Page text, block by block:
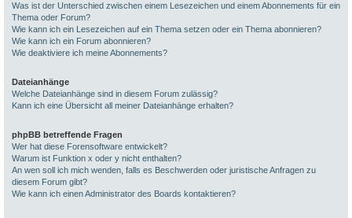
Was ist der Unterschied zwischen einem Lesezeichen und einem Abonnements für ein
Thema oder Forum?
Wie kann ich ein Lesezeichen auf ein Thema setzen oder ein Thema abonnieren?
Wie kann ich ein Forum abonnieren?
Wie deaktiviere ich meine Abonnements?
Dateianhänge
Welche Dateianhänge sind in diesem Forum zulässig?
Kann ich eine Übersicht all meiner Dateianhänge erhalten?
phpBB betreffende Fragen
Wer hat diese Forensoftware entwickelt?
Warum ist Funktion x oder y nicht enthalten?
An wen soll ich mich wenden, falls es Beschwerden oder juristische Anfragen zu
diesem Forum gibt?
Wie kann ich einen Administrator des Boards kontaktieren?